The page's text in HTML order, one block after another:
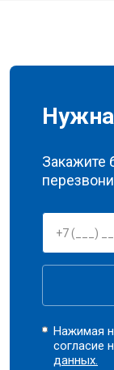
Нужна
Закажите
Нажимая
согласие
данных.